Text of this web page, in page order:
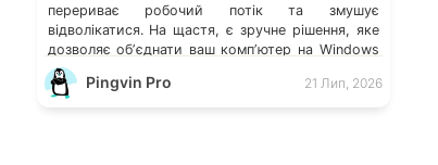
перериває робочий потік та змушує
відволікатися. На щастя, є зручне рішення, яке
дозволяє обʼєднати ваш компʼютер на Windows
із мобільним пристроєм, чи то Android, чи iOS.
Йдеться про застосунок Звʼязок зі смартфоном
Pingvin Pro 21 Лип, 2026